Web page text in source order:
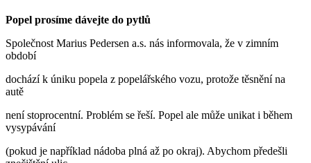
Popel prosíme dávejte do pytlů
Společnost Marius Pedersen a.s. nás informovala, že v zimním
období
dochází k úniku popela z popelářského vozu, protože těsnění na
autě
není stoprocentní. Problém se řeší. Popel ale může unikat i během
vysypávání
(pokud je například nádoba plná až po okraj). Abychom předešli